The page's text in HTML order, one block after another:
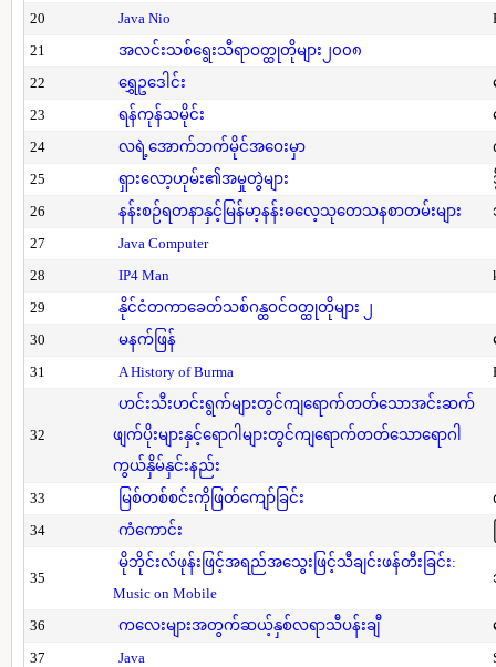
20
Java Nio
21
အလင်းသစ်ရွေးသီရာဝတ္ထုတိုများ၂၀၀၈
22
ရွှေဥဒေါင်း
23
ရန်ကုန်သမိုင်း
24
လရဲ့အောက်ဘက်မိုင်အဝေးမှာ
25
ရှားလော့ဟုမ်း၏အမှုတွဲများ
26
နန်းစဉ်ရတနာနှင့်မြန်မာ့နန်းဓလေ့သုတေသနစာတမ်းများ
27
Java Computer
28
IP4 Man
29
နိုင်ငံတကာခေတ်သစ်ဂန္ထဝင်ဝတ္ထုတိုများ ၂
30
မနက်ဖြန်
31
A History of Burma
32
ဟင်းသီးဟင်းရွက်များတွင်ကျရောက်တတ်သောအင်းဆက်
ဖျက်ပိုးများနှင့်ရောဂါများတွင်ကျရောက်တတ်သောရောဂါ
ကွယ်နှိမ်နှင်းနည်း
33
မြစ်တစ်စင်းကိုဖြတ်ကျော်ခြင်း
34
ကံကောင်း
35
မိုဘိုင်းလ်ဖုန်းဖြင့်အရည်အသွေးဖြင့်သီချင်းဖန်တီးခြင်း:
Music on Mobile
36 ကလေးများအတွက်ဆယ့်နှစ်လရာသီပန်းချီ
37
Java